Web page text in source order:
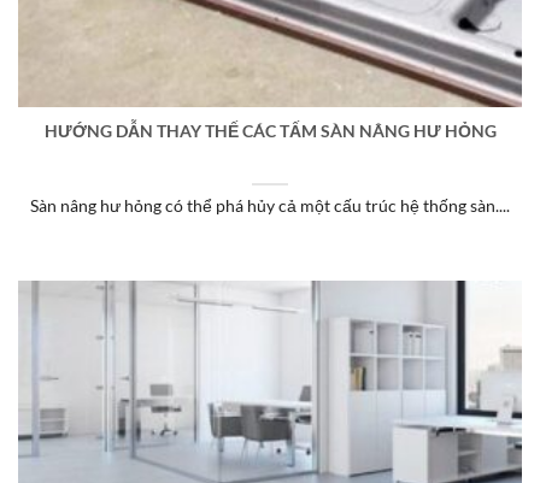
HƯỚNG DẪN THAY THẾ CÁC TẤM SÀN NÂNG HƯ HỎNG
Sàn nâng hư hỏng có thể phá hủy cả một cấu trúc hệ thống sàn....